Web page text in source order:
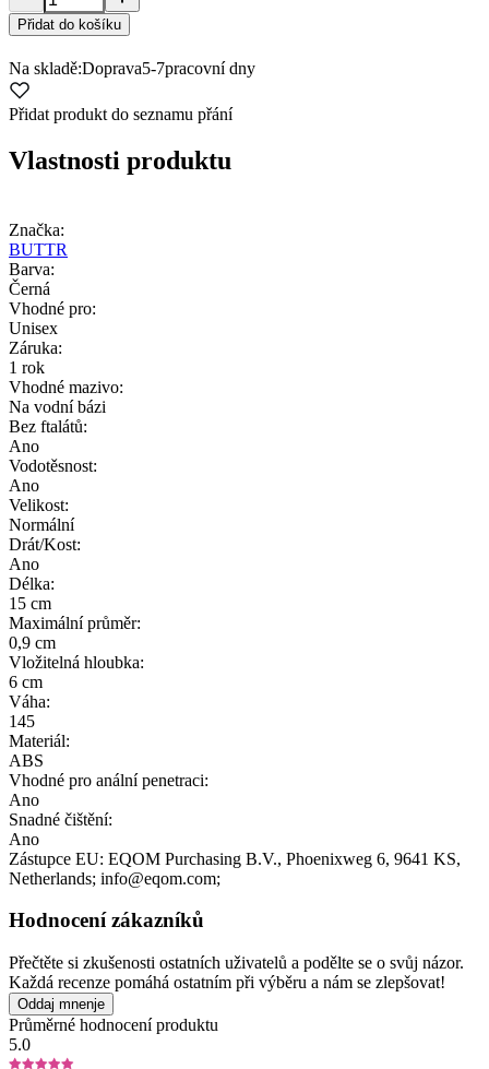
Přidat do košíku
Na skladě:Doprava5-7pracovní dny
Přidat produkt do seznamu přání
Vlastnosti produktu
Značka:
BUTTR
Barva:
Černá
Vhodné pro:
Unisex
Záruka:
1 rok
Vhodné mazivo:
Na vodní bázi
Bez ftalátů:
Ano
Vodotěsnost:
Ano
Velikost:
Normální
Drát/Kost:
Ano
Délka:
15 cm
Maximální průměr:
0,9 cm
Vložitelná hloubka:
6 cm
Váha:
145
Materiál:
ABS
Vhodné pro anální penetraci:
Ano
Snadné čištění:
Ano
Zástupce EU: EQOM Purchasing B.V., Phoenixweg 6, 9641 KS,
Netherlands; info@eqom.com;
Hodnocení zákazníků
Přečtěte si zkušenosti ostatních uživatelů a podělte se o svůj názor.
Každá recenze pomáhá ostatním při výběru a nám se zlepšovat!
Oddaj mnenje
Průměrné hodnocení produktu
5.0